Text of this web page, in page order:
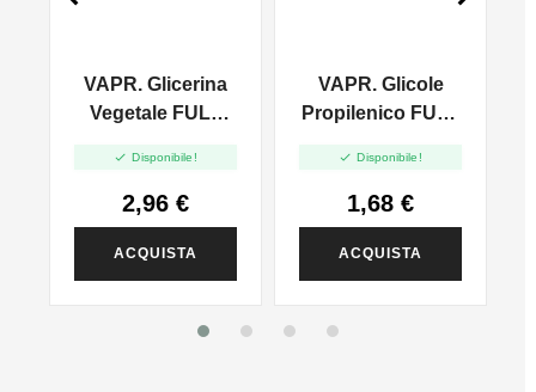
VAPR. Glicerina
Vegetale FULL
120ml
 Disponibile!
2,96 €
ACQUISTA
VAPR. Glicole
Propilenico FULL
 Disponibile!
1,68 €
ACQUISTA